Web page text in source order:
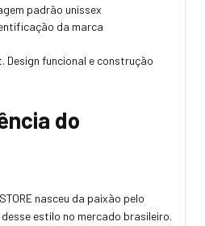
padrão unissex
da marca
funcional e construção
do
nasceu da paixão pelo
estilo no mercado brasileiro.